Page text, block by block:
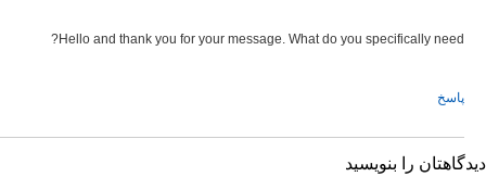
Hello and thank you for your message. What do you specifically
را بنویسید